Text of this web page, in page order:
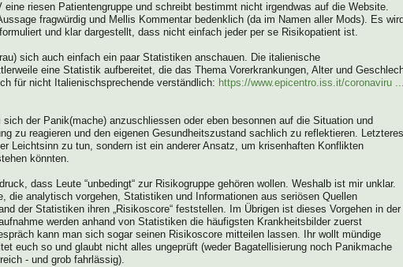
riesen Patientengruppe und schreibt bestimmt nicht irgendwas auf die Website.
fragwürdig und Mellis Kommentar bedenklich (da im Namen aller Mods). Es
und klar dargestellt, dass nicht einfach jeder per se Risikopatient ist.
sich auch einfach ein paar Statistiken anschauen. Die italienische
eine Statistik aufbereitet, die das Thema Vorerkrankungen, Alter und
für nicht Italienischsprechende verständlich: https://www.epicentro.iss.it/coronaviru
der Panik(mache) anzuschliessen oder eben besonnen auf die Situation und
zu reagieren und den eigenen Gesundheitszustand sachlich zu reflektieren. Letzteres
Leichtsinn zu tun, sondern ist ein anderer Ansatz, um krisenhaften Konflikten
könnten.
dass Leute “unbedingt“ zur Risikogruppe gehören wollen. Weshalb ist mir unklar.
die analytisch vorgehen, Statistiken und Informationen aus seriösen Quellen
der Statistiken ihren „Risikoscore“ feststellen. Im Übrigen ist dieses Vorgehen in der
werden anhand von Statistiken die häufigsten Krankheitsbilder zuerst
kann man sich sogar seinen Risikoscore mitteilen lassen. Ihr wollt mündige
euch so und glaubt nicht alles ungeprüft (weder Bagatellisierung noch Panikmache
- und grob fahrlässig).